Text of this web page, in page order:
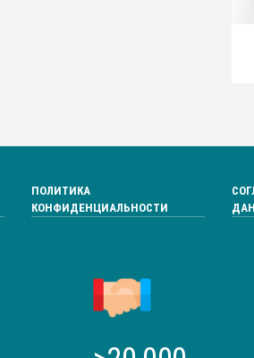
ПОЛИТИКА
КОНФИДЕНЦИАЛЬНОСТИ